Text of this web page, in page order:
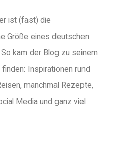
ist (fast) die
Größe eines deutschen
kam der Blog zu seinem
Inspirationen rund
manchmal Rezepte,
Media und ganz viel